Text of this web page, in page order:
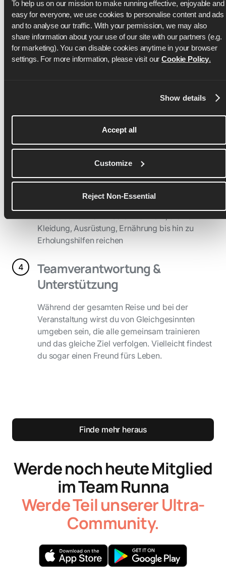
To help us on our mission to make running effective, enjoyable and
easy for everyone, we use cookies to personalise content and ads
and to analyse our traffic. With your permission, we may also
share information about your use of our site with our partners (e.g.
for marketing). You can disable cookies anytime in your browser
settings. For more information, please visit our Cookie Policy.
Show details
Accept all
Customize
Reject Non-Essential
Zweiwöchentliche
Gruppenangebote & Seminare
In den 16 Wochen vor deinem Wettkampf
dir helfen, dich auf deinen Wettkampf
Ernährung, Erholung, Hitzetraining, Trailrunning
Geschenke und Rabatte für
Sponsoren
Du erhältst Zugang zu exklusiven Geschenken
Kleidung, Ausrüstung, Ernährung bis hin zu
Erholungshilfen reichen
Teamverantwortung &
Unterstützung
Während der gesamten Reise und bei der
Veranstaltung wirst du von Gleichgesinnten
umgeben sein, die alle gemeinsam trainieren
und das gleiche Ziel verfolgen. Vielleicht findest
du sogar einen Freund fürs Leben.
Finde mehr heraus
Werde noch heute Mitglied
im Team Runna
Werde Teil unserer Ultra-
Community.